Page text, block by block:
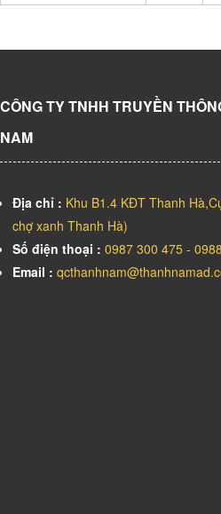
CÔNG TY TNHH TRUYỀN
NAM
Địa chỉ : Khu B1.4 KĐT Thanh
chợ xanh Thanh Hà)
Số điện thoại : 0987 300 475 -
Email :